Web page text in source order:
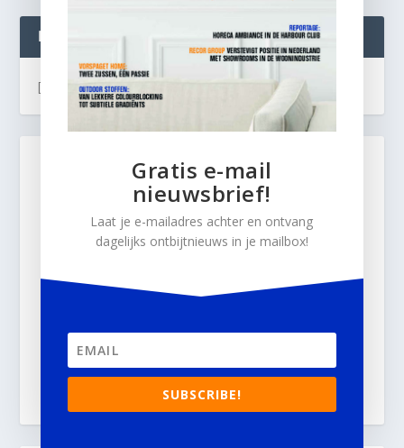
INTERIOR BUSINESS LIVE:
[instagram-feed]
Gratis e-mail
nieuwsbrief!
Laat je e-mailadres achter en ontvang
dagelijks ontbijtnieuws in je mailbox!
SUBSCRIBE!